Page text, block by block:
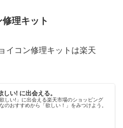
理キット
イコン修理キットは楽天
しい! に出会える。
しい!」に出会える楽天市場のショッピング
のおすすめから「欲しい！」をみつけよう。